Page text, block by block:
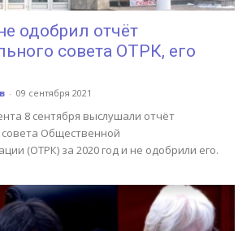
одобрил отчёт
совета ОТРК, его
- 09 сентября 2021
8 сентября выслушали отчёт
Общественной
(ОТРК) за 2020 год и не одобрили его.